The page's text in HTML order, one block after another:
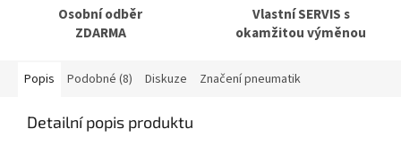
Osobní odběr
ZDARMA
Vlastní SERVIS s
okamžitou výměnou
Popis Podobné (8) Diskuze Značení pneumatik
Detailní popis produktu